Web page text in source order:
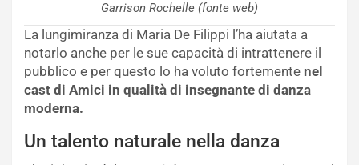
Garrison Rochelle (fonte web)
La lungimiranza di Maria De Filippi l’ha aiutata a
notarlo anche per le sue capacità di intrattenere il
pubblico e per questo lo ha voluto fortemente nel
cast di Amici in qualità di insegnante di danza
moderna.
Un talento naturale nella danza